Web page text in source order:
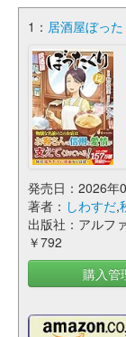
1： 居酒屋ぼっ
発売日：2026年
著者： しわすだ,
出版社：アルフ
￥792
購入管